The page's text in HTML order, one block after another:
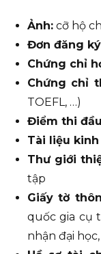
Ảnh: cỡ hộ
Đơn đăng ký
Chứng chỉ
Chứng chỉ
TOEFL, …)
Điểm thi
Tài liệu
Thư giới
tập
Giấy tờ
quốc gia cụ
nhận đại học,